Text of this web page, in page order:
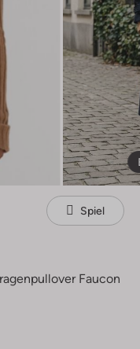
Spiel
Faucon